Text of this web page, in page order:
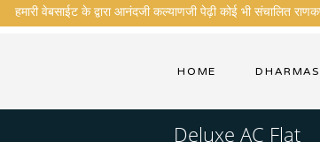
हमारी वेबसाईट के द्वारा आनंदजी कल्याणजी पेढ़ी कोई भी संचालित
HOME
Deluxe AC Flat